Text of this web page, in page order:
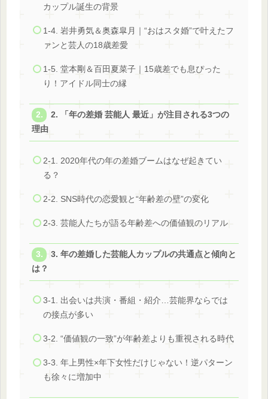
カップル誕生の背景
1-4. 岩井勇気＆奥森皐月｜“おはスタ婚”で叶えたフ
ァンと芸人の18歳差愛
1-5. 堂本剛＆百田夏菜子｜15歳差でも息ぴった
り！アイドル同士の縁
2. 「年の差婚 芸能人 最近」が注目される3つの
理由
2-1. 2020年代の年の差婚ブームはなぜ起きてい
る？
2-2. SNS時代の恋愛観と“年齢差の壁”の変化
2-3. 芸能人たちが語る年齢差への価値観のリアル
3. 年の差婚した芸能人カップルの共通点と傾向と
は？
3-1. 出会いは共演・番組・紹介…芸能界ならでは
の接点が多い
3-2. “価値観の一致”が年齢差よりも重視される時代
3-3. 年上男性×年下女性だけじゃない！逆パターン
も徐々に増加中